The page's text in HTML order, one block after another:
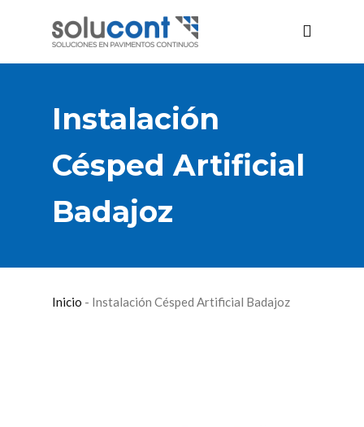
Instalación
Césped Artificial
Badajoz
Inicio - Instalación Césped Artificial Badajoz